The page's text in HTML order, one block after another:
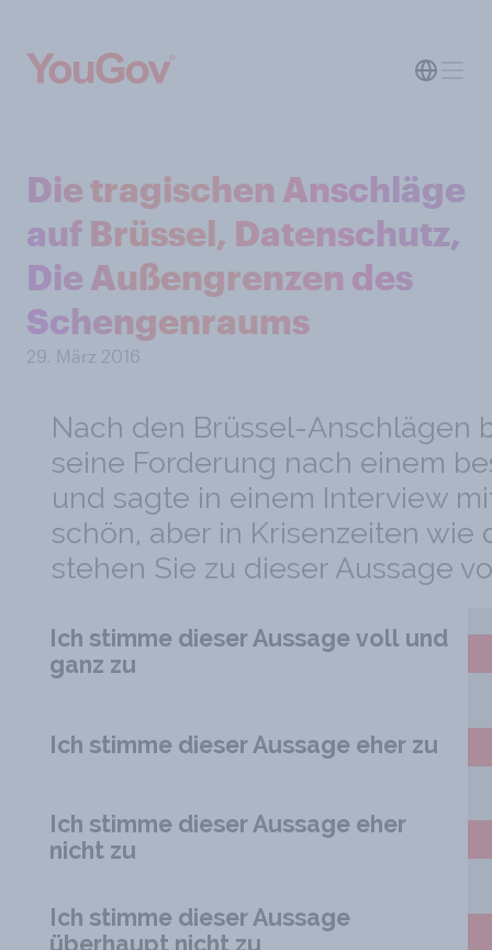
Die tragischen Anschläge
auf Brüssel, Datenschutz,
Die Außengrenzen des
Schengenraums
29. März 2016